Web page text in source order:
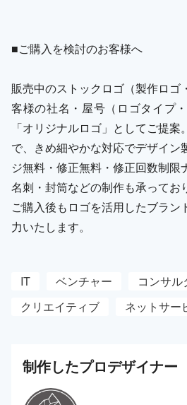
■ご購入を検討のお客様へ
販売中のストックロゴ（製作ロゴ
客様の社名・屋号（ロゴタイプ
「オリジナルロゴ」としてご提
で、きめ細やかな対応でデザイン
ジ無料・修正無料・修正回数制限
名刺・封筒などの制作も承ってお
ご購入後もロゴを活用したブラン
力いたします。
IT ベンチャー
コンサル
クリエイティブ
ネットサー
制作したプロデザイナー